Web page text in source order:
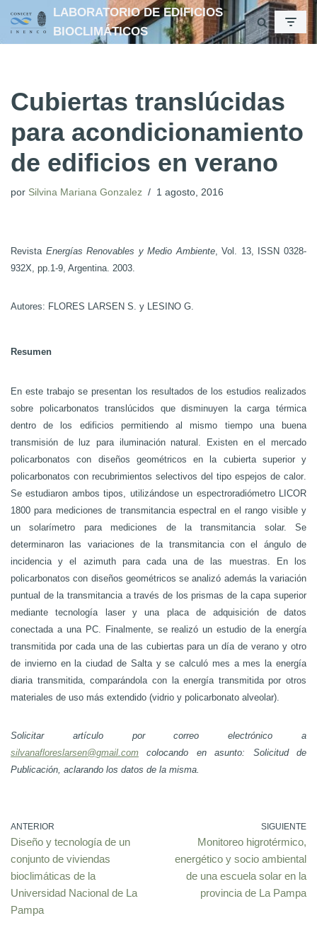
LABORATORIO DE EDIFICIOS
BIOCLIMÁTICOS
Cubiertas translúcidas
para acondicionamiento
de edificios en verano
por Silvina Mariana Gonzalez 1 agosto, 2016
Revista Energías Renovables y Medio Ambiente, Vol. 13, ISSN 0328-
932X, pp.1-9, Argentina. 2003.
Autores: FLORES LARSEN S. y LESINO G.
Resumen
En este trabajo se presentan los resultados de los estudios realizados
sobre policarbonatos translúcidos que disminuyen la carga térmica
dentro de los edificios permitiendo al mismo tiempo una buena
transmisión de luz para iluminación natural. Existen en el mercado
policarbonatos con diseños geométricos en la cubierta superior y
policarbonatos con recubrimientos selectivos del tipo espejos de calor.
Se estudiaron ambos tipos, utilizándose un espectroradiómetro LICOR
1800 para mediciones de transmitancia espectral en el rango visible y
un solarímetro para mediciones de la transmitancia solar. Se
determinaron las variaciones de la transmitancia con el ángulo de
incidencia y el azimuth para cada una de las muestras. En los
policarbonatos con diseños geométricos se analizó además la variación
puntual de la transmitancia a través de los prismas de la capa superior
mediante tecnología laser y una placa de adquisición de datos
conectada a una PC. Finalmente, se realizó un estudio de la energía
transmitida por cada una de las cubiertas para un día de verano y otro
de invierno en la ciudad de Salta y se calculó mes a mes la energía
diaria transmitida, comparándola con la energía transmitida por otros
materiales de uso más extendido (vidrio y policarbonato alveolar).
Solicitar artículo por correo electrónico a
silvanafloreslarsen@gmail.com colocando en asunto: Solicitud de
Publicación, aclarando los datos de la misma.
ANTERIOR
Diseño y tecnología de un
conjunto de viviendas
bioclimáticas de la
Universidad Nacional de La
Pampa
SIGUIENTE
Monitoreo higrotérmico,
energético y socio ambiental
de una escuela solar en la
provincia de La Pampa